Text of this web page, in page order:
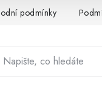
podmínky